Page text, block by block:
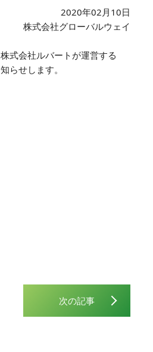
2020年02月10日
株式会社グローバルウェイ
式会社ルバートが運営する
らせします。
次の記事